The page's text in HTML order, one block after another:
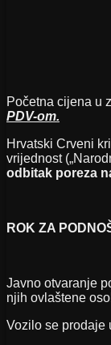
Početna cijena u
PDV-om.
Hrvatski Crveni
vrijednost
odbitak poreza
ROK ZA
Javno otvaranje
njih ovlaštene
Vozilo se prodaje